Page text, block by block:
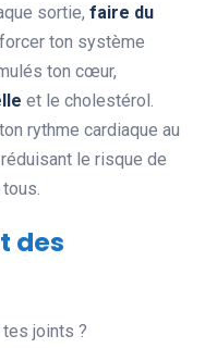
sortie, faire du
ton système
ton cœur,
et le cholestérol.
rythme cardiaque au
le risque de
des
joints ?